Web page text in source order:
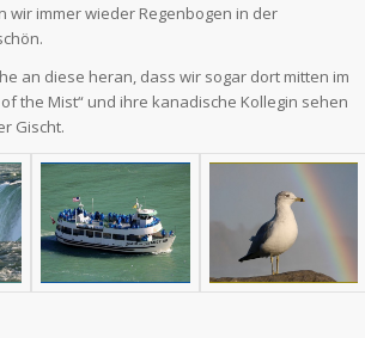
immer wieder Regenbogen in der
an diese heran, dass wir sogar dort mitten im
the Mist“ und ihre kanadische Kollegin sehen
Gischt.